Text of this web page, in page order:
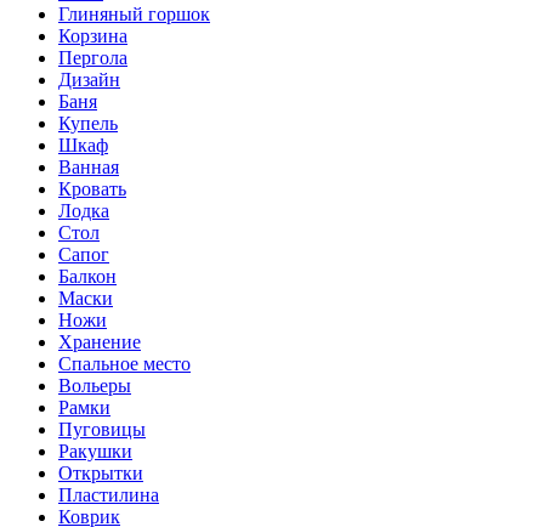
Глиняный горшок
Корзина
Пергола
Дизайн
Баня
Купель
Шкаф
Ванная
Кровать
Лодка
Стол
Сапог
Балкон
Маски
Ножи
Хранение
Спальное место
Вольеры
Рамки
Пуговицы
Ракушки
Открытки
Пластилина
Коврик